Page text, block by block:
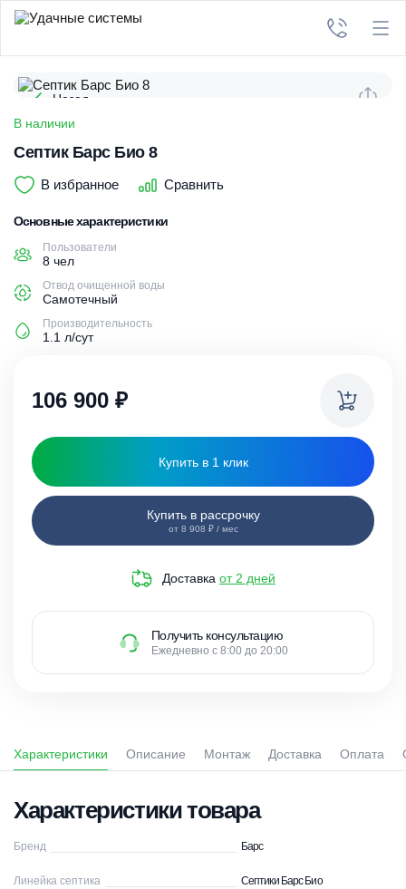
Назад
В наличии
Септик Барс Био 8
В избранное Сравнить
Основные характеристики
Пользователи
8 чел
Отвод очищенной воды
Самотечный
Производительность
1.1 л/сут
106 900 ₽
Купить в 1 клик
Купить в рассрочку
от 8 908 ₽ / мес
Доставка от 2 дней
Получить консультацию
Ежедневно с 8:00 до 20:00
Характеристики Описание Монтаж Доставка Оплата
Характеристики товара
Бренд Барс
Линейка септика Септики Барс Био